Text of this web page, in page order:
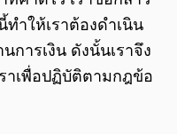
ำให้เราต้องดำเนิน
การเงิน ดังนั้นเราจึง
าเพื่อปฏิบัติตามกฎข้อ